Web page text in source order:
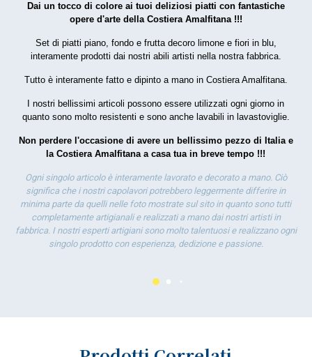
Dai un tocco di colore ai tuoi deliziosi piatti con fantastiche
opere d'arte della Costiera Amalfitana !!!
Set di piatti piano, fondo e frutta decoro limone e fiori in blu,
interamente prodotti dai nostri abili artisti nella nostra fabbrica.
Tutto è interamente fatto e dipinto a mano in Costiera Amalfitana.
I nostri bellissimi articoli possono essere utilizzati ogni giorno in
quanto sono molto resistenti e sono anche lavabili in lavastoviglie.
Non perdere l'occasione di avere un bellissimo pezzo di Italia e
la Costiera Amalfitana a casa tua in breve tempo !!!
Ogni singolo articolo è interamente lavorato e decorato a mano. Ciò
significa che i nostri capolavori potrebbero leggermente differire in
minima parte da quelli nelle foto mostrate sul sito in quanto sono tutti
completamente artigianali e realizzati a mano dai nostri artisti in
fabbrica. I nostri esperti artigiani sono molto talentuosi e realizzano ogni
singolo prodotto con esperienza, dedizione e passione.